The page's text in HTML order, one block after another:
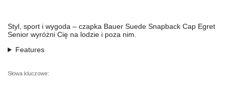
Styl, sport i wygoda – czapka Bauer Suede Snapback Cap Egret
Senior wyróżni Cię na lodzie i poza nim.
Features
Słowa kluczowe: